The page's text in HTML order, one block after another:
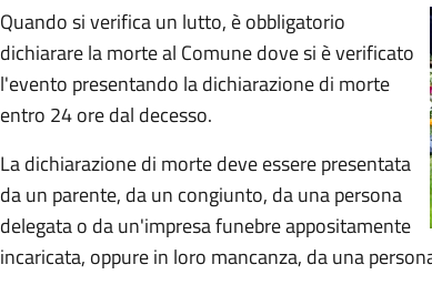
Quando si verifica un lutto, è obbligatorio
dichiarare la morte al Comune dove si è verificato
l'evento presentando la dichiarazione di morte
entro 24 ore dal decesso.
La dichiarazione di morte deve essere presentata
da un parente, da un congiunto, da una persona
delegata o da un'impresa funebre appositamente
incaricata, oppure in loro mancanza, da una